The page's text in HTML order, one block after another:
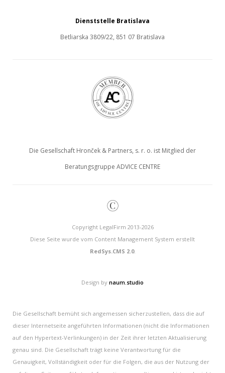
Dienststelle Bratislava
Betliarska 3809/22, 851 07 Bratislava
Die Gesellschaft Hronček & Partners, s. r. o. ist Mitglied der
Beratungsgruppe ADVICE CENTRE
©
Copyright LegalFirm 2013-2026
Diese Seite wurde vom Content Management System erstellt
RedSys.CMS 2.0.
Design by naum.studio
Die Gesellschaft bemüht sich angemessen sicherzustellen, dass die auf
dieser Internetseite angeführten Informationen (nicht die Informationen
auf den Hypertext-Verlinkungen) in der Zeit ihrer letzten Aktualisierung
genau sind. Die Gesellschaft trägt keine Verantwortung für die
Genauigkeit, Vollständigkeit oder für die Folgen, die aus der Nutzung der